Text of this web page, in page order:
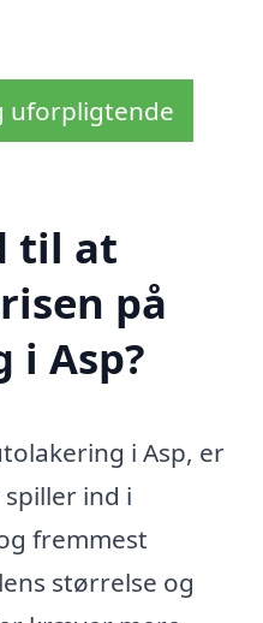
uforpligtende
til at
på
i Asp?
i Asp, er
ind i
fremmest
størrelse og